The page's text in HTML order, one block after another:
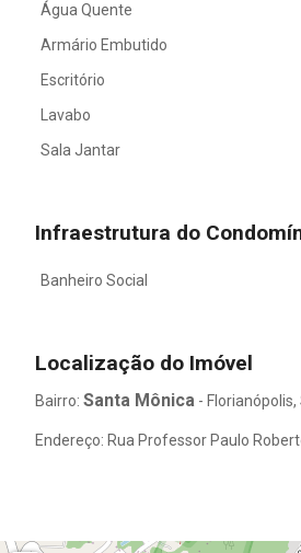
Água Quente
Armário Embutido
Escritório
Lavabo
Sala Jantar
Infraestrutura do
Banheiro Social
Localização do Imóvel
Bairro: Santa Mônica - Florianópolis,
Endereço: Rua Professor Paulo